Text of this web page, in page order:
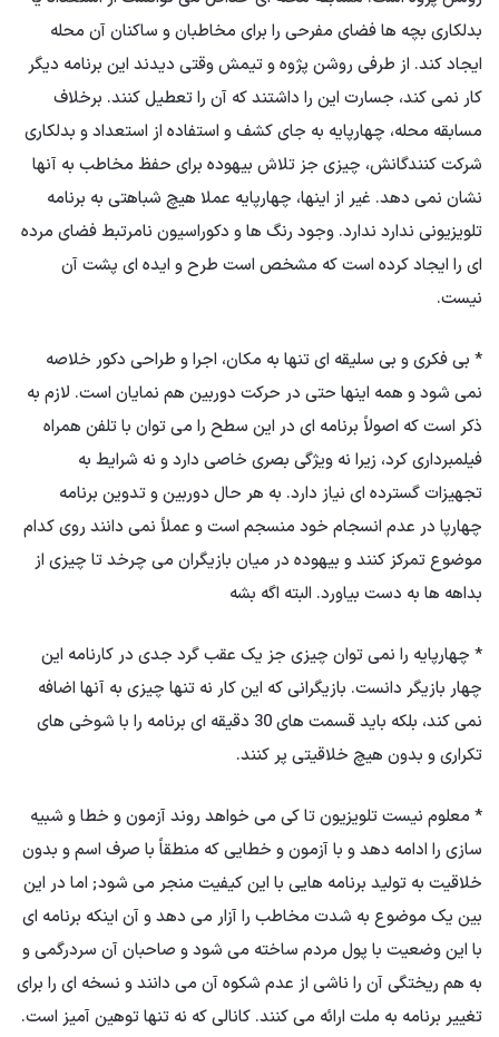
بدلکاری بچه ها فضای مفرحی را برای مخاطبان و ساکنان آن محله
ایجاد کند. از طرفی روشن پژوه و تیمش وقتی دیدند این برنامه دیگر
کار نمی کند، جسارت این را داشتند که آن را تعطیل کنند. برخلاف
مسابقه محله، چهارپایه به جای کشف و استفاده از استعداد و بدلکاری
شرکت کنندگانش، چیزی جز تلاش بیهوده برای حفظ مخاطب به آنها
نشان نمی دهد. غیر از اینها، چهارپایه عملا هیچ شباهتی به برنامه
تلویزیونی ندارد ندارد. وجود رنگ ها و دکوراسیون نامرتبط فضای مرده
ای را ایجاد کرده است که مشخص است طرح و ایده ای پشت آن
نیست.
* بی فکری و بی سلیقه ای تنها به مکان، اجرا و طراحی دکور خلاصه
نمی شود و همه اینها حتی در حرکت دوربین هم نمایان است. لازم به
ذکر است که اصولاً برنامه ای در این سطح را می توان با تلفن همراه
فیلمبرداری کرد، زیرا نه ویژگی بصری خاصی دارد و نه شرایط به
تجهیزات گسترده ای نیاز دارد. به هر حال دوربین و تدوین برنامه
چهارپا در عدم انسجام خود منسجم است و عملاً نمی دانند روی کدام
موضوع تمرکز کنند و بیهوده در میان بازیگران می چرخد ​​تا چیزی از
بداهه ها به دست بیاورد. البته اگه بشه
* چهارپایه را نمی توان چیزی جز یک عقب گرد جدی در کارنامه این
چهار بازیگر دانست. بازیگرانی که این کار نه تنها چیزی به آنها اضافه
نمی کند، بلکه باید قسمت های 30 دقیقه ای برنامه را با شوخی های
تکراری و بدون هیچ خلاقیتی پر کنند.
* معلوم نیست تلویزیون تا کی می خواهد روند آزمون و خطا و شبیه
سازی را ادامه دهد و با آزمون و خطایی که منطقاً با صرف اسم و بدون
خلاقیت به تولید برنامه هایی با این کیفیت منجر می شود; اما در این
بین یک موضوع به شدت مخاطب را آزار می دهد و آن اینکه برنامه ای
با این وضعیت با پول مردم ساخته می شود و صاحبان آن سردرگمی و
به هم ریختگی آن را ناشی از عدم شکوه آن می دانند و نسخه ای را برای
تغییر برنامه به ملت ارائه می کنند. کانالی که نه تنها توهین آمیز است.